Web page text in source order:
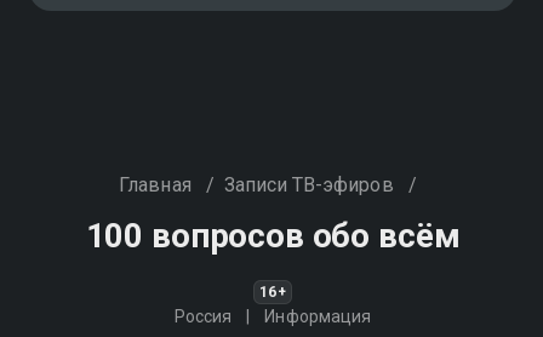
Главная / Записи ТВ-эфиров /
100 вопросов обо всём
16+
Россия Информация